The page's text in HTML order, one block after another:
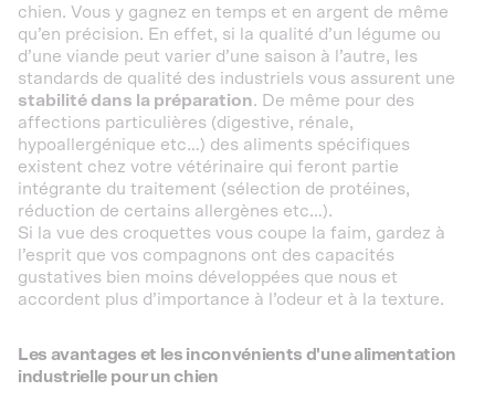
chien. Vous y gagnez en temps et en argent de même
qu’en précision. En effet, si la qualité d’un légume ou
d’une viande peut varier d’une saison à l’autre, les
standards de qualité des industriels vous assurent une
stabilité dans la préparation. De même pour des
affections particulières (digestive, rénale,
hypoallergénique etc…) des aliments spécifiques
existent chez votre vétérinaire qui feront partie
intégrante du traitement (sélection de protéines,
réduction de certains allergènes etc…).
Si la vue des croquettes vous coupe la faim, gardez à
l’esprit que vos compagnons ont des capacités
gustatives bien moins développées que nous et
accordent plus d’importance à l’odeur et à la texture.
Les avantages et les inconvénients d'une alimentation
industrielle pour un chien